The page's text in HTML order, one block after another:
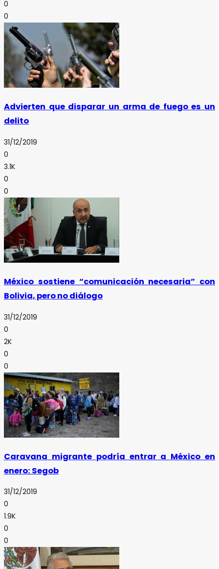
0
0
Advierten que disparar un arma de fuego es un
delito
31/12/2019
0
3.1K
0
0
México sostiene “comunicación necesaria” con
Bolivia, pero no diálogo
31/12/2019
0
2K
0
0
Caravana migrante podría entrar a México en
enero: Segob
31/12/2019
0
1.9K
0
0